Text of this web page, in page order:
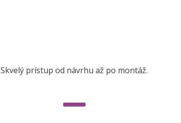
Skvelý prístup od návrhu až po montáž.